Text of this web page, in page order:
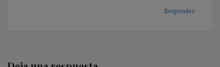
Responder